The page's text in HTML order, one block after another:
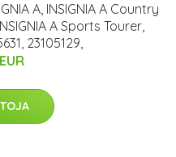
A, INSIGNIA A Country
A Sports Tourer,
23105129,